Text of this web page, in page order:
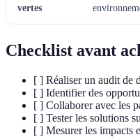
vertes
Checklist avant
[ ] Réaliser un audit de
[ ] Identifier des
[ ] Collaborer avec les
[ ] Tester les solutions
[ ] Mesurer les impacts